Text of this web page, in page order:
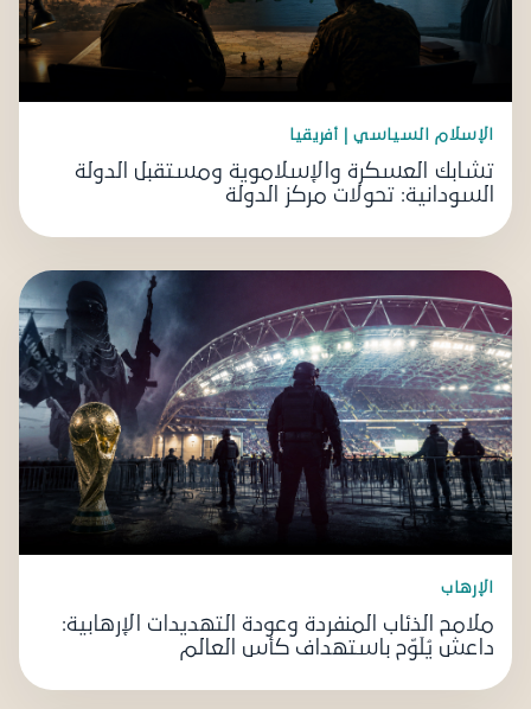
الإسلام السياسي | أفريقيا
تشابك العسكرة والإسلاموية ومستقبل الدولة
السودانية: تحولات مركز الدولة
الإرهاب
ملامح الذئاب المنفردة وعودة التهديدات الإرهابية:
داعش يُلَوّح باستهداف كأس العالم